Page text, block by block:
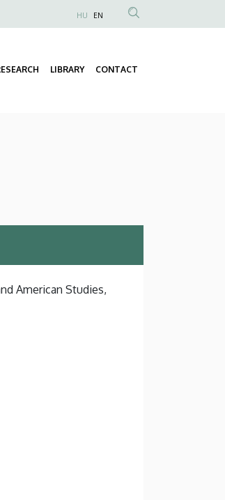
Anonim
fiók
HU EN
LIBRARY CONTACT
American Studies,